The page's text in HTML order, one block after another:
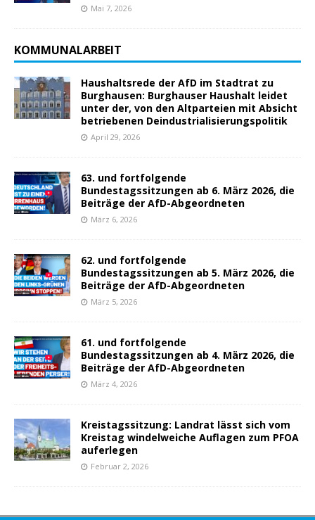
Mai 7, 2026
KOMMUNALARBEIT
Haushaltsrede der AfD im Stadtrat zu
Burghausen: Burghauser Haushalt leidet
unter der, von den Altparteien mit Absicht
betriebenen Deindustrialisierungspolitik
April 29, 2026
63. und fortfolgende
Bundestagssitzungen ab 6. März 2026, die
Beiträge der AfD-Abgeordneten
März 6, 2026
62. und fortfolgende
Bundestagssitzungen ab 5. März 2026, die
Beiträge der AfD-Abgeordneten
März 5, 2026
61. und fortfolgende
Bundestagssitzungen ab 4. März 2026, die
Beiträge der AfD-Abgeordneten
März 4, 2026
Kreistagssitzung: Landrat lässt sich vom
Kreistag windelweiche Auflagen zum PFOA
auferlegen
Februar 2, 2026